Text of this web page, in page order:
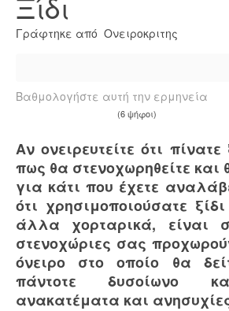
Γράφτηκε από Ονειροκριτης
Βαθμολογήστε αυτή την ερμηνεία
(6 ψήφοι)
Αν ονειρευτείτε ότι πίνατε
πως θα στενοχωρηθείτε και
για κάτι που έχετε
ότι χρησιμοποιούσατε
άλλα χορταρικά, είναι
στενοχώριες σας
όνειρο στο οποίο θα
πάντοτε δυσοίωνο
ανακατέματα και